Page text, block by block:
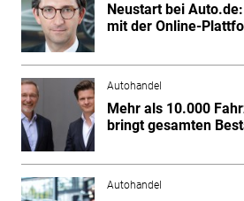
Neustart bei
mit der Online-
Autohandel
Mehr als 10.000
bringt gesamten
Autohandel